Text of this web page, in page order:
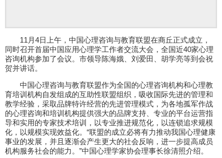
11月4日上午，中国心理咨询与教育联盟在商丘正式成立，
同时召开首届中国应用心理学工作者交流大会，全国近40家心理
咨询机构参加了会议。市领导陈海娥、刘爱田、胡学亮等到会祝
贺并讲话。
中国心理咨询与教育联盟作为全国的心理咨询机构和心理教
育培训机构自发组成的互助性联盟组织，吸收国际先进的管理和
教学经验，采取品牌特许经营的先进管理模式，为各地孤军作战
的心理咨询和培训机构提供强大的品牌支持、专业的平台运营指
导和实用的专家技术培训，以专业推进规范化，以连锁追求规模
化，以规模实现效益化。“联盟的成立必将有力推动我国心理健康
事业的发展，并且逐渐会产生更大的社会反响，进一步提高成员
机构服务社会的能力。”中国心理学家协会理事长徐清照介绍。